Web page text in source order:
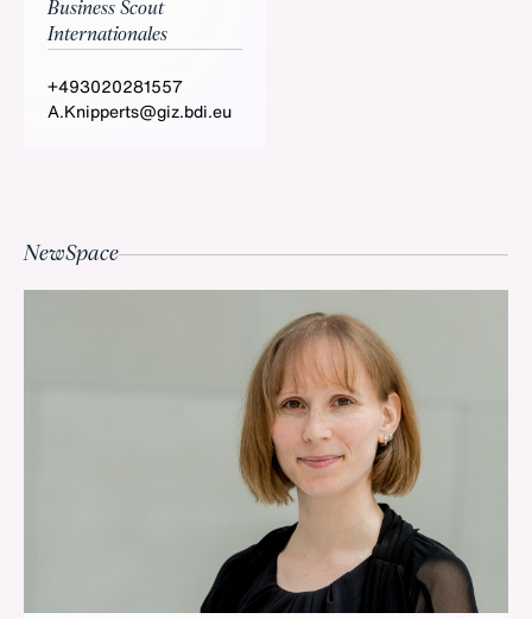
Business Scout
Internationales
+493020281557
A.Knipperts@giz.bdi.eu
NewSpace